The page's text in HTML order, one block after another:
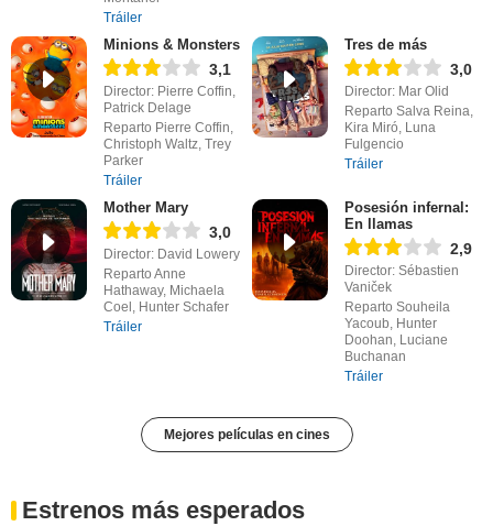
Tráiler
Minions & Monsters
3,1
Director: Pierre Coffin,
Patrick Delage
Reparto Pierre Coffin,
Christoph Waltz, Trey
Parker
Tráiler
Tres de más
3,0
Director: Mar Olid
Reparto Salva Reina,
Kira Miró, Luna
Fulgencio
Tráiler
Mother Mary
3,0
Director: David Lowery
Reparto Anne
Hathaway, Michaela
Coel, Hunter Schafer
Tráiler
Posesión infernal:
En llamas
2,9
Director: Sébastien
Vaniček
Reparto Souheila
Yacoub, Hunter
Doohan, Luciane
Buchanan
Tráiler
Mejores películas en cines
Estrenos más esperados